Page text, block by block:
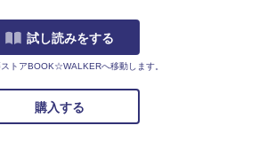
試し読みをする
トアBOOK☆WALKERへ移動します。
購入する